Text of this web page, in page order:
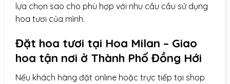
lựa chọn sao cho phù hợp với nhu cầu cầu sử dụng
hoa tươi của mình.
Đặt hoa tươi tại Hoa Milan – Giao
hoa tận nơi ở Thành Phố Đồng Hới
Nếu khách hàng đặt online hoặc trực tiếp tại shop